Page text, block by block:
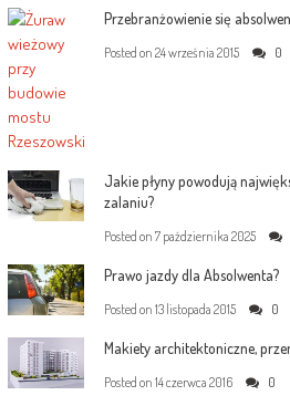
Przebranżowienie się
Posted on 24 września 2015 0
Jakie płyny powodują
zalaniu?
Posted on 7 października 2025
Prawo jazdy dla Absolwenta?
Posted on 13 listopada 2015 0
Makiety architektoniczne,
Posted on 14 czerwca 2016 0